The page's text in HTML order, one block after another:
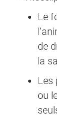
Le
de
la
Les
ou